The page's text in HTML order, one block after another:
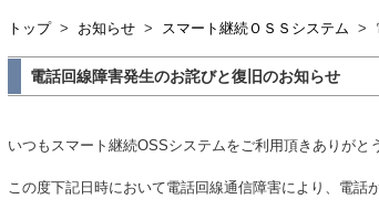
トップ > お知らせ > スマート継続ＯＳＳシステム >
電話回線障害発生のお詫びと復旧のお知らせ
いつもスマート継続OSSシステムをご利用頂きありがと
この度下記日時において電話回線通信障害により、電話